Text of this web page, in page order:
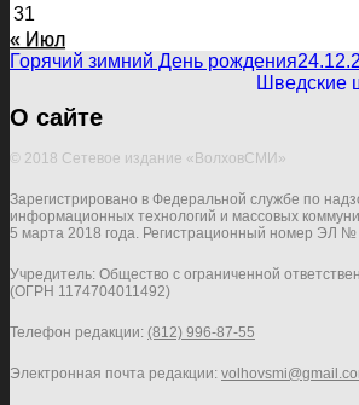
31
« Июл
Горячий зимний День рождения
Шведские
О сайте
© 2018 Сетевое издание «ВолховСМИ»
Зарегистрировано в Федеральной службе по
информационных технологий и массовых
5 марта 2018 года. Регистрационный номер ЭЛ
Учредитель: Общество с ограниченной
(ОГРН 1174704011492)
Телефон редакции: (812) 996-87-55
Электронная почта редакции: